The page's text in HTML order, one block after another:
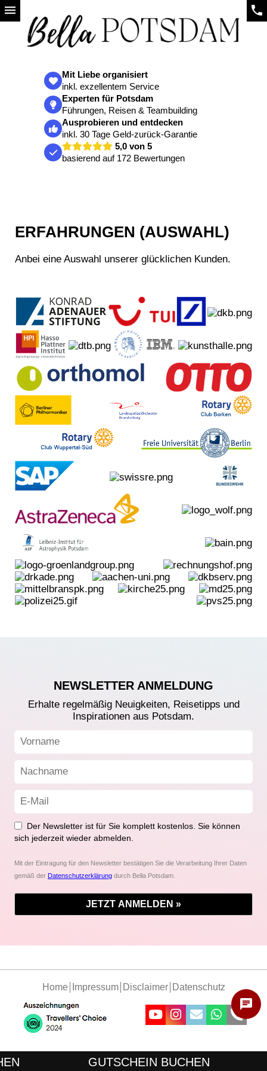
menu phone
Mit Liebe organisiert
inkl. exzellentem Service
Experten für Potsdam
Führungen, Reisen & Teambuilding
Ausprobieren und entdecken
inkl. 30 Tage Geld-zurück-Garantie
5,0 von 5
basierend auf 172 Bewertungen
ERFAHRUNGEN (AUSWAHL)
Anbei eine Auswahl unserer glücklichen Kunden.
NEWSLETTER ANMELDUNG
Erhalte regelmäßig Neuigkeiten, Reisetipps und
Inspirationen aus Potsdam.
Der Newsletter ist für Sie komplett kostenlos. Sie können
sich jederzeit wieder abmelden.
Mit der Eintragung für den Newsletter bestätigen Sie die Verarbeitung Ihrer Daten
gemäß der Datenschutzerklärung durch Bella Potsdam.
Navigation
Home Impressum Disclaimer Datenschutz
chat
GUTSCHEIN BUCHEN